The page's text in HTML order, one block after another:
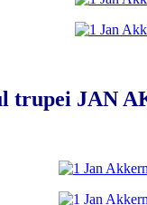
trupei JAN